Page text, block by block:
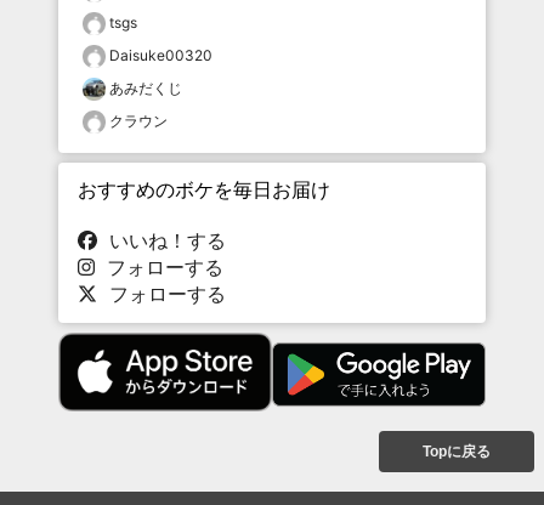
tsgs
Daisuke00320
あみだくじ
クラウン
おすすめのボケを毎日お届け
いいね！する
フォローする
フォローする
Topに戻る